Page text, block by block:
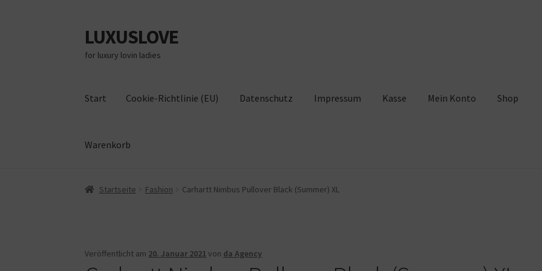
Zur
Navigation
springen
Zum
Inhalt
springen
LUXUSLOVE
for luxury lovin ladies
Start Cookie-Richtlinie (EU) Datenschutz Impressum Kasse Mein Konto Shop
Warenkorb
Start Cookie-Richtlinie (EU) Datenschutz Impressum Kasse Mein Konto
Startseite Fashion Carhartt Nimbus Pullover Black (Summer) XL
Veröffentlicht am 20. Januar 2021 von da Agency